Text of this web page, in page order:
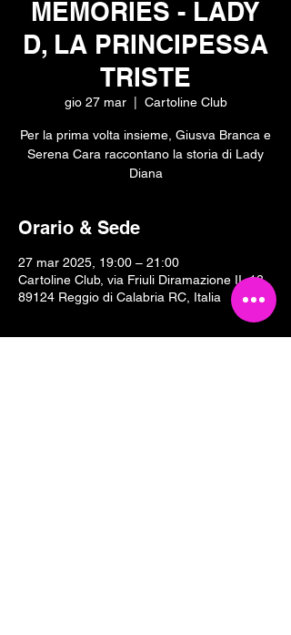
MEMORIES - LADY
D, LA PRINCIPESSA
TRISTE
gio 27 mar
  |
Cartoline Club
Per la prima volta insieme, Giusva Branca e
Serena Cara raccontano la storia di Lady
Diana
Orario & Sede
27 mar 2025, 19:00 – 21:00
Cartoline Club, via Friuli Diramazione II, 18,
89124 Reggio di Calabria RC, Italia